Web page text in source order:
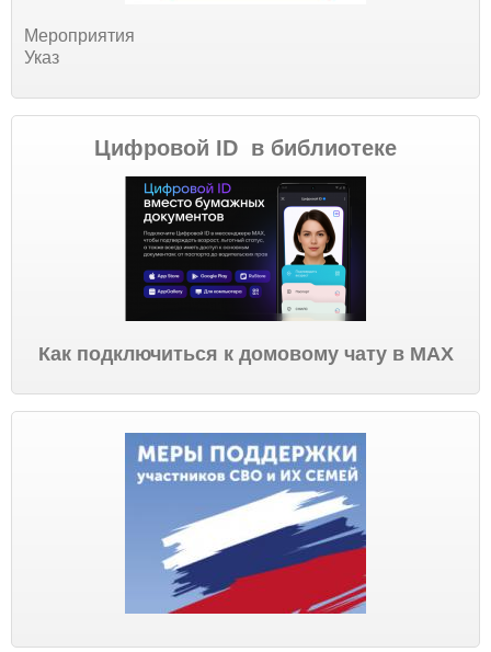
Мероприятия
Указ
Цифровой ID в библиотеке
Как подключиться к домовому чату в МАХ